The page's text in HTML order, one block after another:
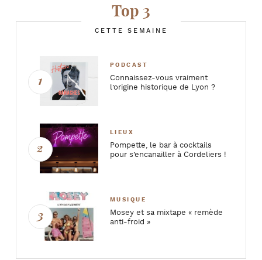
Top 3
CETTE SEMAINE
PODCAST
Connaissez-vous vraiment
l’origine historique de Lyon ?
LIEUX
Pompette, le bar à cocktails
pour s’encanailler à Cordeliers !
MUSIQUE
Mosey et sa mixtape « remède
anti-froid »